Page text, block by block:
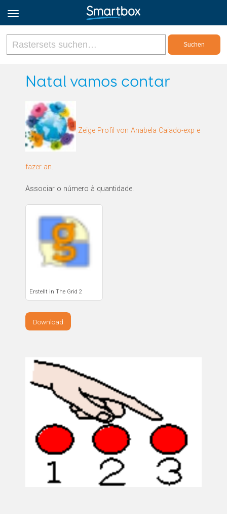
Online Grids
Registrieren
Natal vamos contar
Zeige Profil von Anabela Caiado-exp e
fazer an.
Associar o número à quantidade.
Erstellt in The Grid 2
Download